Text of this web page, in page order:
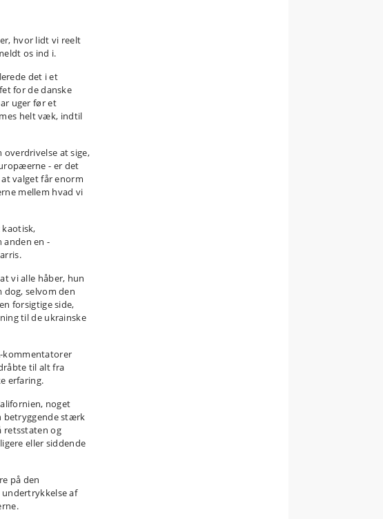
hvor lidt vi reelt
os ind i.
det i et
for de danske
uger før et
helt væk, indtil
at sige,
- er det
valget får enorm
mellem hvad vi
anden en -
vi alle håber, hun
dog, selvom den
forsigtige side,
til de ukrainske
kommentatorer
til alt fra
erfaring.
noget
betryggende stærk
retsstaten og
eller siddende
på den
af